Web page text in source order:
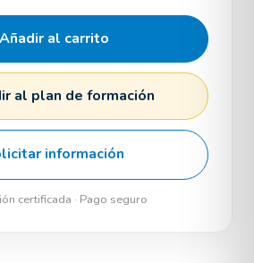
Añadir al carrito
al plan de formación
información
certificada · Pago seguro